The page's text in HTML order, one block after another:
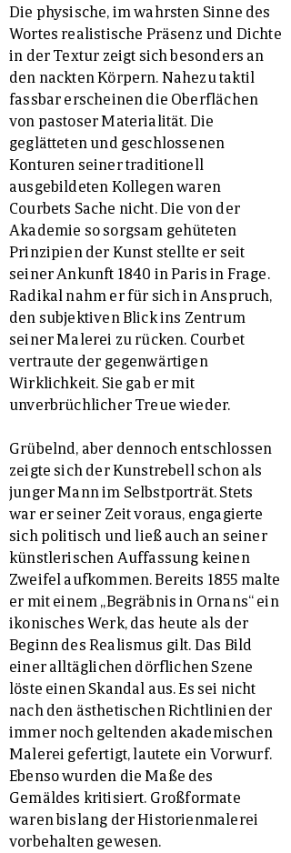
Die physische, im wahrsten Sinne des
Wortes realistische Präsenz und Dichte
in der Textur zeigt sich besonders an
den nackten Körpern. Nahezu taktil
fassbar erscheinen die Oberflächen
von pastoser Materialität. Die
geglätteten und geschlossenen
Konturen seiner traditionell
ausgebildeten Kollegen waren
Courbets Sache nicht. Die von der
Akademie so sorgsam gehüteten
Prinzipien der Kunst stellte er seit
seiner Ankunft 1840 in Paris in Frage.
Radikal nahm er für sich in Anspruch,
den subjektiven Blick ins Zentrum
seiner Malerei zu rücken. Courbet
vertraute der gegenwärtigen
Wirklichkeit. Sie gab er mit
unverbrüchlicher Treue wieder.
Grübelnd, aber dennoch entschlossen
zeigte sich der Kunstrebell schon als
junger Mann im Selbstporträt. Stets
war er seiner Zeit voraus, engagierte
sich politisch und ließ auch an seiner
künstlerischen Auffassung keinen
Zweifel aufkommen. Bereits 1855 malte
er mit einem „Begräbnis in Ornans“ ein
ikonisches Werk, das heute als der
Beginn des Realismus gilt. Das Bild
einer alltäglichen dörflichen Szene
löste einen Skandal aus. Es sei nicht
nach den ästhetischen Richtlinien der
immer noch geltenden akademischen
Malerei gefertigt, lautete ein Vorwurf.
Ebenso wurden die Maße des
Gemäldes kritisiert. Großformate
waren bislang der Historienmalerei
vorbehalten gewesen.